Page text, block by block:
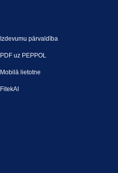
Izdevumu pārvaldība
PDF uz PEPPOL
Mobilā lietotne
FitekAI